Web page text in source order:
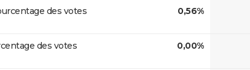
des votes
0,56%
des votes
0,00%